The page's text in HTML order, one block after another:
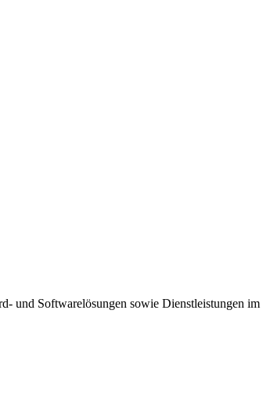
und Softwarelösungen sowie Dienstleistungen